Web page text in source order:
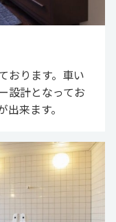
おります。車い
設計となってお
来ます。